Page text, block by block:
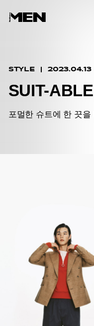
STYLE 2023.04.13
SUIT-ABLE
포멀한 슈트에 한 끗을